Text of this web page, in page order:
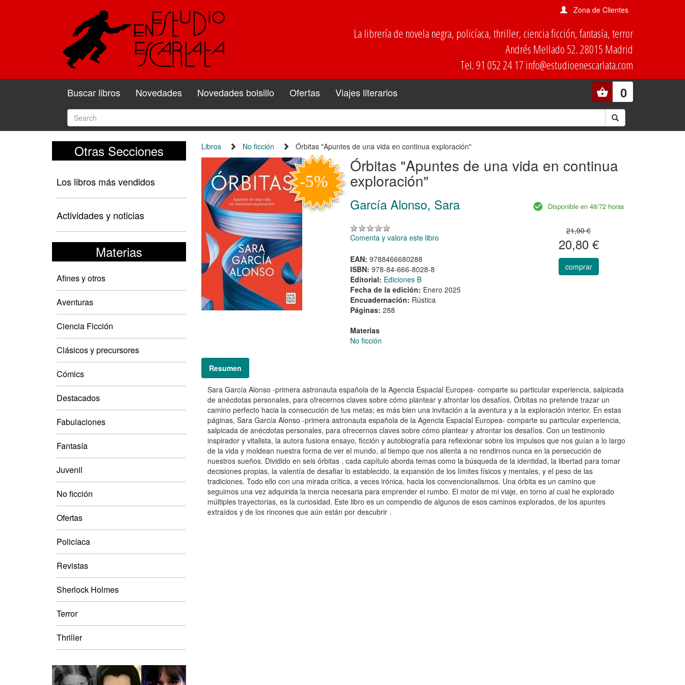
Zona de Clientes
La librería de novela negra, policíaca, thriller, ciencia ficción, fantasía, terror
Andrés Mellado 52. 28015 Madrid
Tel. 91 052 24 17 info@estudioenescarlata.com
0
Buscar libros Novedades Novedades bolsillo Ofertas Viajes literarios
Otras Secciones
Los libros más vendidos
Actividades y noticias
Materias
Afines y otros
Aventuras
Ciencia Ficción
Clásicos y precursores
Cómics
Destacados
Fabulaciones
Fantasía
Juvenil
No ficción
Ofertas
Policíaca
Revistas
Sherlock Holmes
Terror
Thriller
Libros No ficción Órbitas "Apuntes de una vida en continua exploración"
Órbitas "Apuntes de una vida en continua
exploración"
García Alonso, Sara
Comenta y valora este libro
EAN: 9788466680288
ISBN: 978-84-666-8028-8
Editorial: Ediciones B
Fecha de la edición: Enero 2025
Encuadernación: Rústica
Páginas: 288
Materias
No ficción
Disponible en 48/72 horas
21,90 €
20,80 €
comprar
Resumen
Sara García Alonso -primera astronauta española de la Agencia Espacial Europea- comparte su particular experiencia, salpicada
de anécdotas personales, para ofrecernos claves sobre cómo plantear y afrontar los desafíos. Órbitas no pretende trazar un
camino perfecto hacia la consecución de tus metas; es más bien una invitación a la aventura y a la exploración interior. En estas
páginas, Sara García Alonso -primera astronauta española de la Agencia Espacial Europea- comparte su particular experiencia,
salpicada de anécdotas personales, para ofrecernos claves sobre cómo plantear y afrontar los desafíos. Con un testimonio
inspirador y vitalista, la autora fusiona ensayo, ficción y autobiografía para reflexionar sobre los impulsos que nos guían a lo largo
de la vida y moldean nuestra forma de ver el mundo, al tiempo que nos alienta a no rendirnos nunca en la persecución de
nuestros sueños. Dividido en seis órbitas , cada capítulo aborda temas como la búsqueda de la identidad, la libertad para tomar
decisiones propias, la valentía de desafiar lo establecido, la expansión de los límites físicos y mentales, y el peso de las
tradiciones. Todo ello con una mirada crítica, a veces irónica, hacia los convencionalismos. Una órbita es un camino que
seguimos una vez adquirida la inercia necesaria para emprender el rumbo. El motor de mi viaje, en torno al cual he explorado
múltiples trayectorias, es la curiosidad. Este libro es un compendio de algunos de esos caminos explorados, de los apuntes
extraídos y de los rincones que aún están por descubrir .